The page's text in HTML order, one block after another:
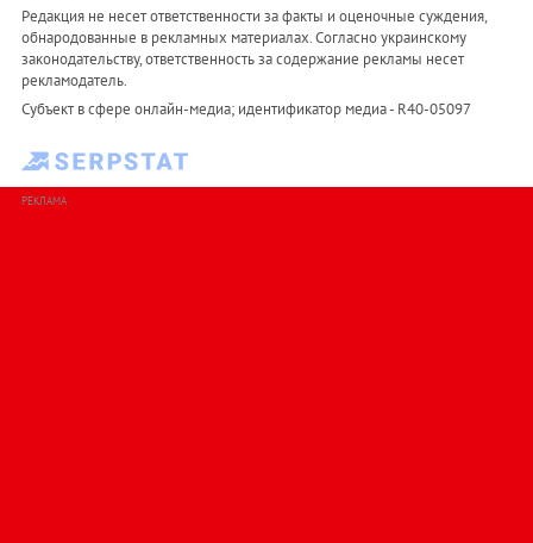
Редакция не несет ответственности за факты и оценочные суждения,
обнародованные в рекламных материалах. Согласно украинскому
законодательству, ответственность за содержание рекламы несет
рекламодатель.
Субъект в сфере онлайн-медиа; идентификатор медиа - R40-05097
РЕКЛАМА